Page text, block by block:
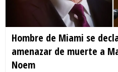
Hombre de Miami se
amenazar de muerte a
Noem